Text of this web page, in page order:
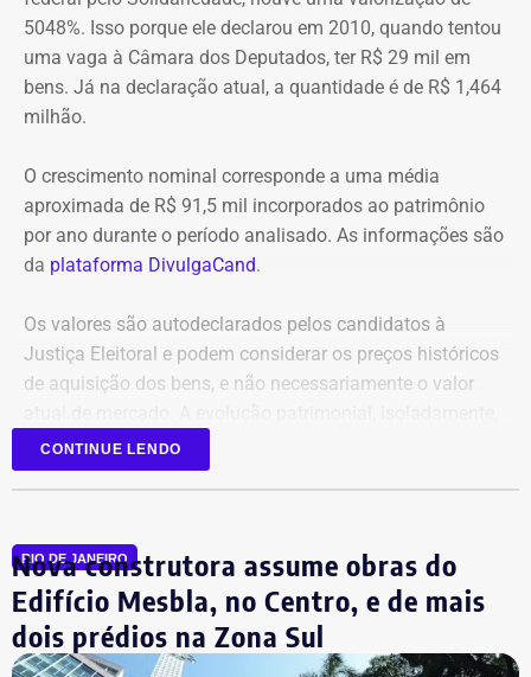
confiabilidade das informações produzidas. O relatório
foi encaminhado ao Ministério Público, ao Tribunal de
Contas e ao Conselho Administrativo de Defesa
Econômica (Cade).
Nova gestão amplia pente-fino no
instituto
As novas suspeitas surgem menos de um mês após o
Ministério Público que investigou um suposto esquema
de desvio de recursos públicos de aproximadamente R$
86 milhões.
Na ocasião, seis pessoas foram presas, entre elas o então
presidente do instituto, David Perini Vermelho, o diretor de
Marcelo Lopes da Silva
suas funções após a operação.
Desde então, a presidência interina do IRM passou a ser
exercida pelo secretário Roberto Leão, que determinou a
Equipes do quartel do Grajaú do Corpo de Bombeiros
seguem no local trabalhando para controlar o incêndio.
Até o momento, não há informação sobre feridos.
5048%. Isso porque ele declarou em 2010, quando tentou
uma vaga à Câmara dos Deputados, ter R$ 29 mil em
bens. Já na declaração atual, a quantidade é de R$ 1,464
milhão.
O crescimento nominal corresponde a uma média
aproximada de R$ 91,5 mil incorporados ao patrimônio
por ano durante o período analisado. As informações são
da plataforma DivulgaCand.
Os valores são autodeclarados pelos candidatos à
Justiça Eleitoral e podem considerar os preços históricos
de aquisição dos bens, e não necessariamente o valor
não representa indício de irregularidade.
CONTINUE LENDO
RIO DE JANEIRO
Nova construtora assume obras do
Edifício Mesbla, no Centro, e de mais
dois prédios na Zona Sul